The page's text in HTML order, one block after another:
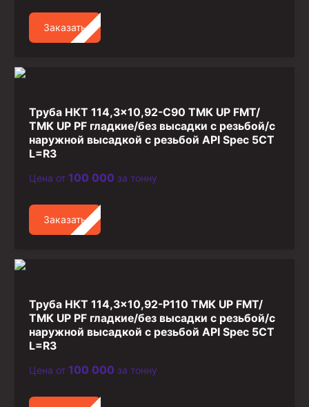
Заказать
Труба НКТ 114,3×10,92-C90 ТМК UP FMT/
ТМК UP PF гладкие/без высадки с резьбой/с
наружной высадкой с резьбой API Spec 5CT
L=R3
Цена от 100 000 за тонну
Заказать
Труба НКТ 114,3×10,92-P110 ТМК UP FMT/
ТМК UP PF гладкие/без высадки с резьбой/с
наружной высадкой с резьбой API Spec 5CT
L=R3
Цена от 100 000 за тонну